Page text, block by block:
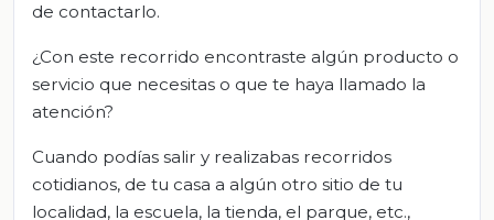
de contactarlo.
¿Con este recorrido encontraste algún producto o
servicio que necesitas o que te haya llamado la
atención?
Cuando podías salir y realizabas recorridos
cotidianos, de tu casa a algún otro sitio de tu
localidad, la escuela, la tienda, el parque, etc.,